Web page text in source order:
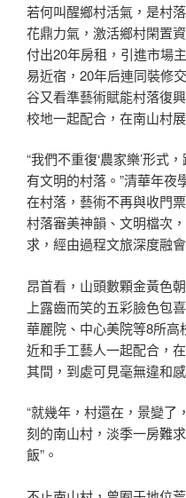
若何叫醒鄉村活氣，是村
花鼎力氣，激活鄉村閑置
付出20年房租，引進市場
易近宿，20年后連同裝修
谷又看準藝術賦能村落復
校地一起配合，在南山村
“我們不重復‘農家樂’形式
有文明的村落。”清華年夜
在村落，藝術不再與收門
村落審美神韻、文明檔次
求，經由過程文旅深度融
昂首看，山頭數顆金黃色
上露齒而笑的五彩臉色
華麗院、中心美院等8所
近和手工藝人一起配合，
其間，到處可見毫無違和感
“就幾年，村還在，景變了
刻的南山村，淡季一房難
飯”。